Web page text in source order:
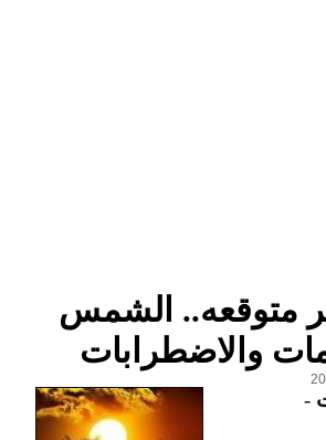
متوقعه.. الشمس
والاضطرابات
-